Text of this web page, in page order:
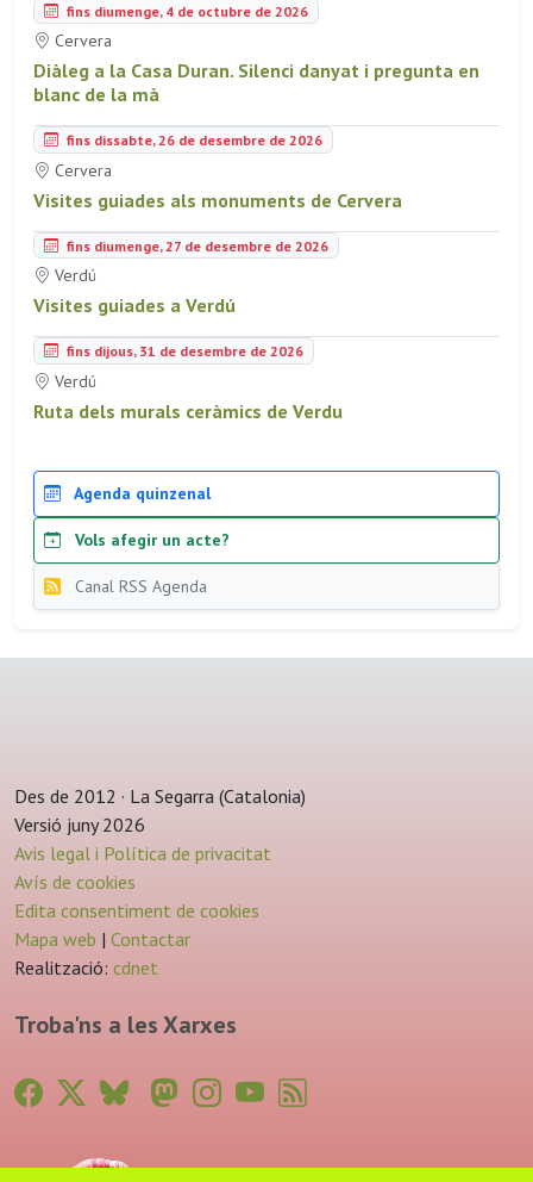
fins diumenge, 4 de octubre de 2026
Cervera
Diàleg a la Casa Duran. Silenci danyat i pregunta en
blanc de la mà
fins dissabte, 26 de desembre de 2026
Cervera
Visites guiades als monuments de Cervera
fins diumenge, 27 de desembre de 2026
Verdú
Visites guiades a Verdú
fins dijous, 31 de desembre de 2026
Verdú
Ruta dels murals ceràmics de Verdu
Agenda quinzenal
Vols afegir un acte?
Canal RSS Agenda
Des de 2012 · La Segarra (Catalonia)
Versió juny 2026
Avis legal i Política de privacitat
Avís de cookies
Edita consentiment de cookies
Mapa web | Contactar
Realització: cdnet
Troba'ns a les Xarxes